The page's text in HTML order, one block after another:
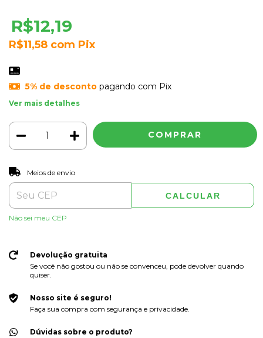
R$12,19
R$11,58 com Pix
5% de descontopagando com Pix
Ver mais detalhes
Entregas para o CEP:
Meios de envio
CALCULAR
Não sei meu CEP
Devolução gratuita
Se você não gostou ou não se convenceu, pode devolver quando
quiser.
Nosso site é seguro!
Faça sua compra com segurança e privacidade.
Dúvidas sobre o produto?